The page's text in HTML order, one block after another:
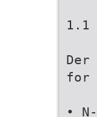
1.1
for
• N-